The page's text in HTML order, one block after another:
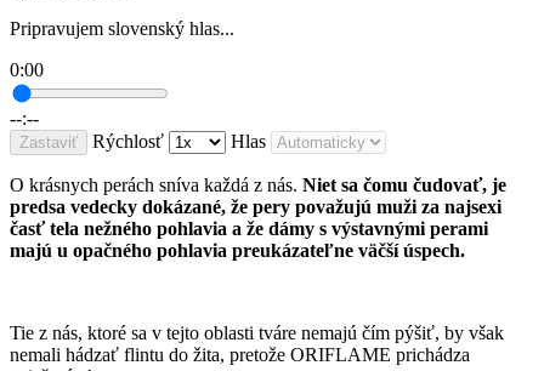
Pripravujem slovenský hlas...
0:00
--:--
Zastaviť Rýchlosť Hlas
O krásnych perách sníva každá z nás. Niet sa čomu čudovať, je
predsa vedecky dokázané, že pery považujú muži za najsexi
časť tela nežného pohlavia a že dámy s výstavnými perami
majú u opačného pohlavia preukázateľne väčší úspech.
Tie z nás, ktoré sa v tejto oblasti tváre nemajú čím pýšiť, by však
nemali hádzať flintu do žita, pretože ORIFLAME prichádza